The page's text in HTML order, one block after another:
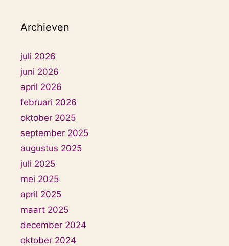
Archieven
juli 2026
juni 2026
april 2026
februari 2026
oktober 2025
september 2025
augustus 2025
juli 2025
mei 2025
april 2025
maart 2025
december 2024
oktober 2024